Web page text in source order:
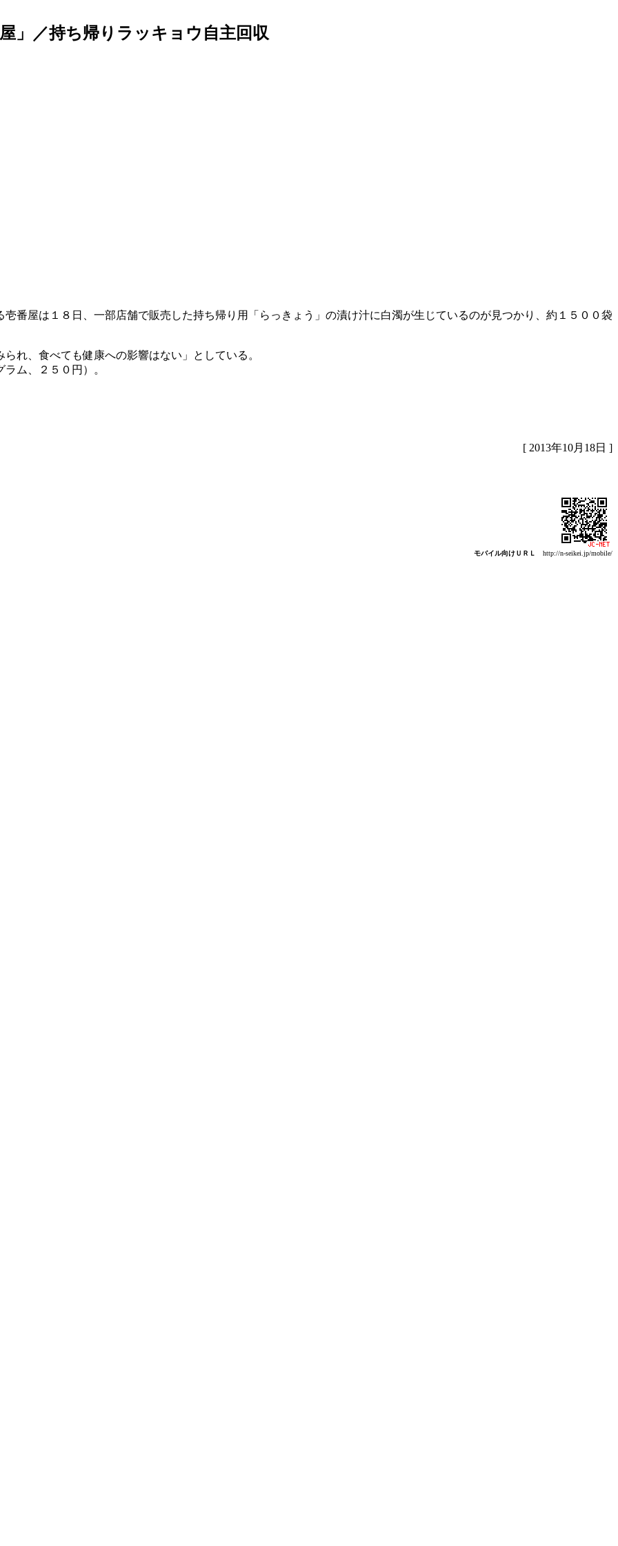
」／持ち帰りラッキョウ自主回収
番屋は１８日、一部店舗で販売した持ち帰り用「らっきょう」の漬け汁に白濁が生じているのが見つかり、約１５００袋
れ、食べても健康への影響はない」としている。
ム、２５０円）。
[ 2013年10月18日 ]
モバイル向けＵＲＬ http://n-seikei.jp/mobile/